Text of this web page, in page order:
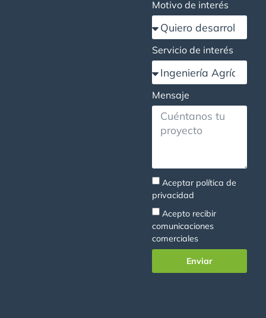
Motivo de interés
Servicio de interés
Mensaje
Aceptar política de
privacidad
Acepto recibir
comunicaciones
comerciales
Enviar